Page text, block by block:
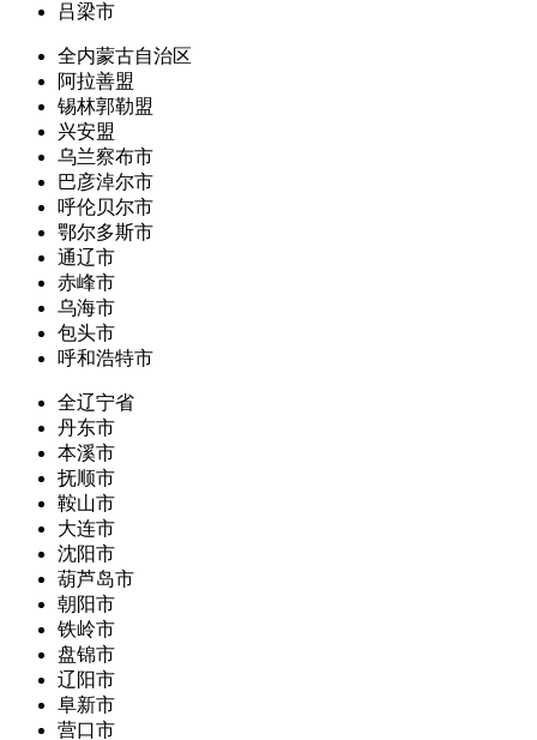
吕梁市
全内蒙古自治区
阿拉善盟
锡林郭勒盟
兴安盟
乌兰察布市
巴彦淖尔市
呼伦贝尔市
鄂尔多斯市
通辽市
赤峰市
乌海市
包头市
呼和浩特市
全辽宁省
丹东市
本溪市
抚顺市
鞍山市
大连市
沈阳市
葫芦岛市
朝阳市
铁岭市
盘锦市
辽阳市
阜新市
营口市